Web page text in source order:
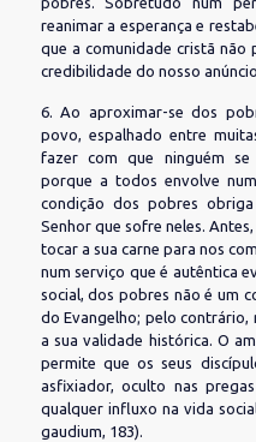
reanimar a esperança e
que a comunidade cristã não
credibilidade do nosso
6. Ao aproximar-se dos
povo, espalhado entre
fazer com que ninguém se
porque a todos envolve
condição dos pobres
Senhor que sofre neles.
tocar a sua carne para nos
num serviço que é autêntica
social, dos pobres não é um
do Evangelho; pelo
a sua validade histórica. O
permite que os seus
asfixiador, oculto nas
qualquer influxo na vida
gaudium, 183).